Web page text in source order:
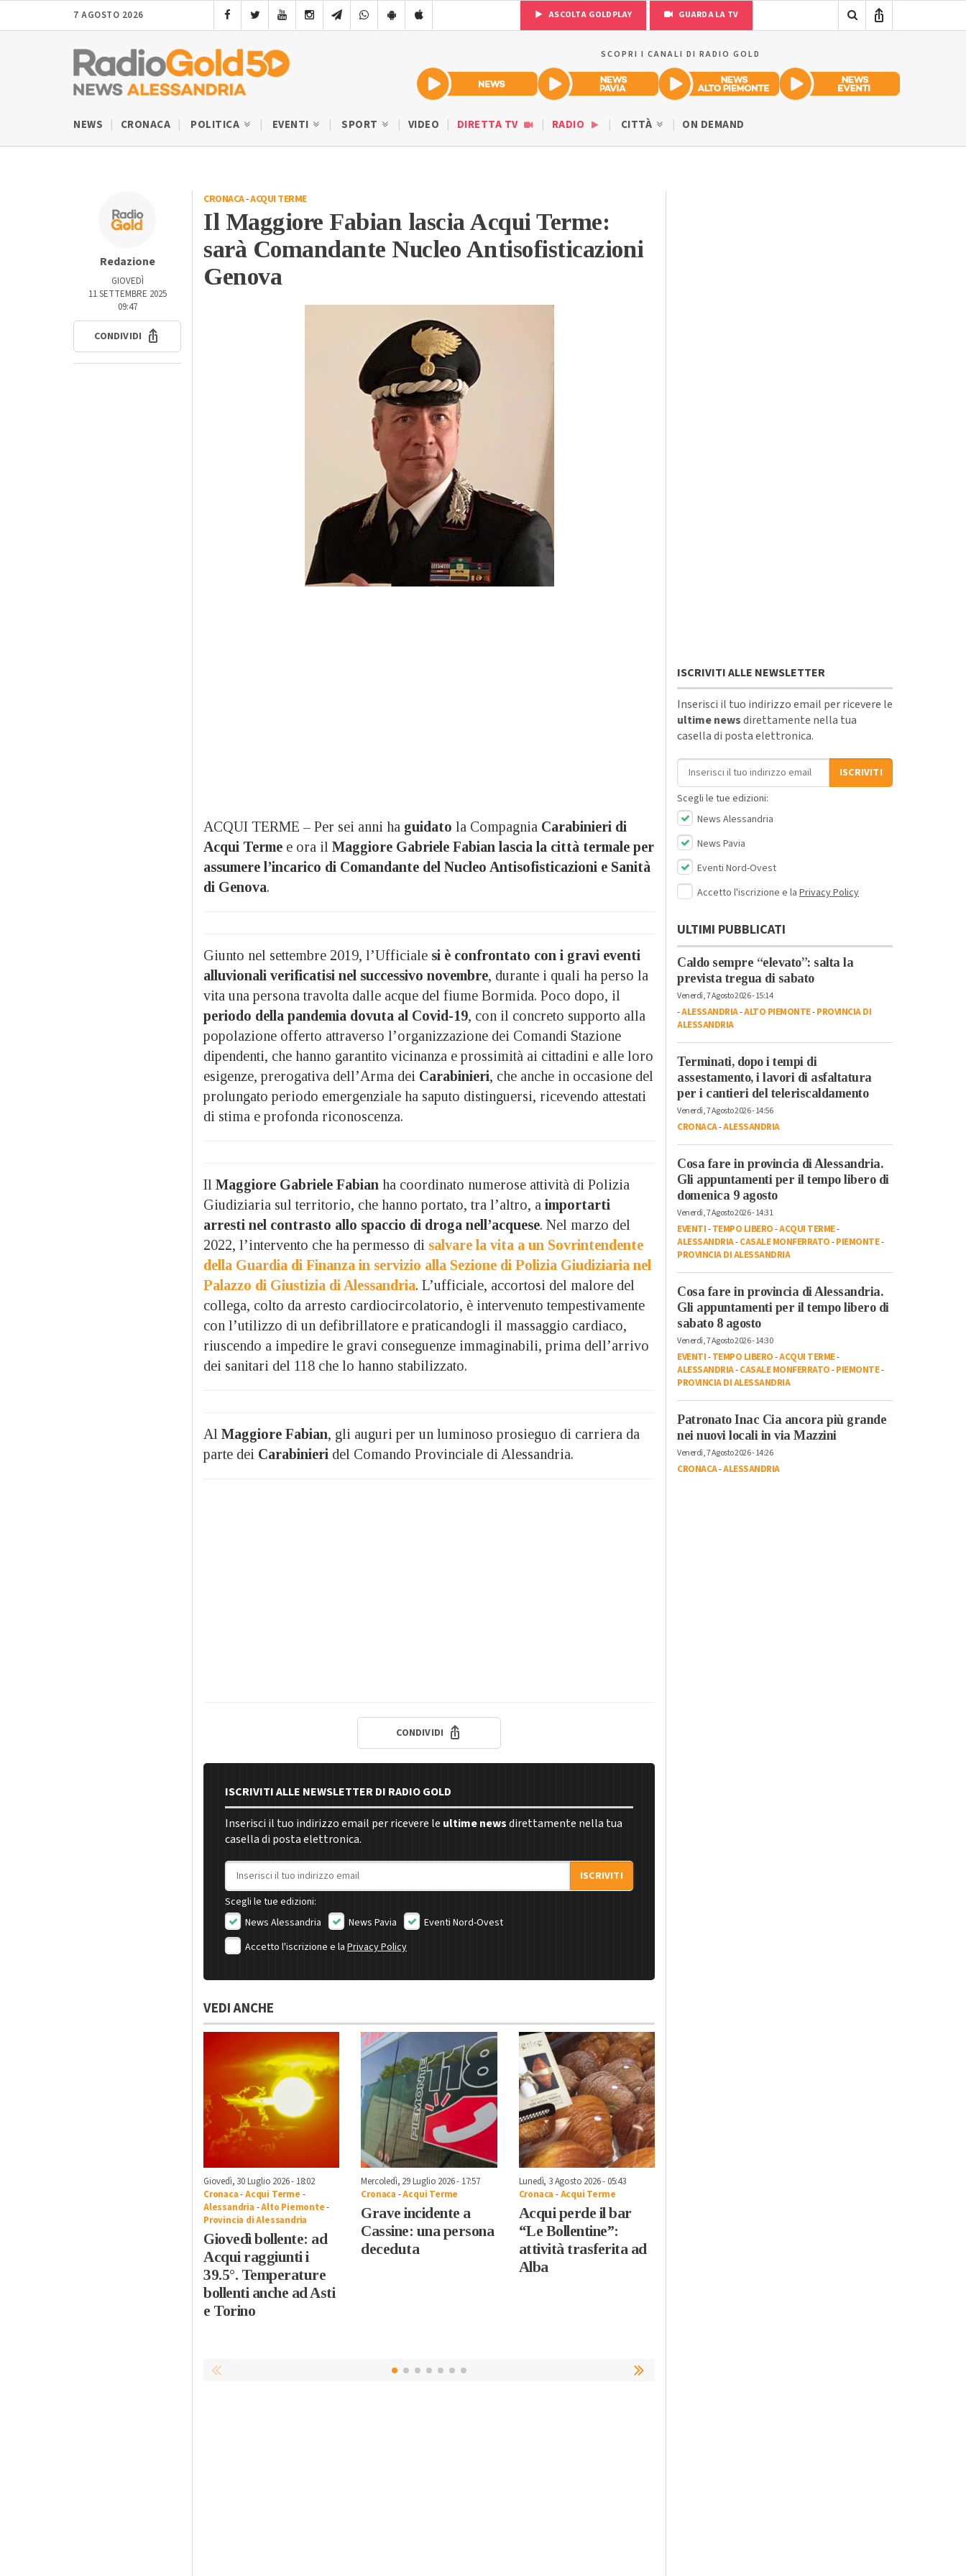
7 AGOSTO 2026 ASCOLTA GOLDPLAY GUARDA LA TV
SCOPRI I CANALI DI RADIO GOLD
NEWS CRONACA POLITICA EVENTI SPORT VIDEO DIRETTA TV RADIO CITTÀ ON DEMAND
Redazione
GIOVEDÌ
11 SETTEMBRE 2025
09:47
CONDIVIDI
CRONACA-ACQUI TERME
Il Maggiore Fabian lascia Acqui Terme:
sarà Comandante Nucleo Antisofisticazioni
Genova
ACQUI TERME – Per sei anni ha guidato la Compagnia Carabinieri di
Acqui Terme e ora il Maggiore Gabriele Fabian lascia la città termale per
assumere l’incarico di Comandante del Nucleo Antisofisticazioni e Sanità
di Genova.
Giunto nel settembre 2019, l’Ufficiale si è confrontato con i gravi eventi
alluvionali verificatisi nel successivo novembre, durante i quali ha perso la
vita una persona travolta dalle acque del fiume Bormida. Poco dopo, il
periodo della pandemia dovuta al Covid-19, con il concreto supporto alla
popolazione offerto attraverso l’organizzazione dei Comandi Stazione
dipendenti, che hanno garantito vicinanza e prossimità ai cittadini e alle loro
esigenze, prerogativa dell’Arma dei Carabinieri, che anche in occasione del
prolungato periodo emergenziale ha saputo distinguersi, ricevendo attestati
di stima e profonda riconoscenza.
Il Maggiore Gabriele Fabian ha coordinato numerose attività di Polizia
Giudiziaria sul territorio, che hanno portato, tra l’altro, a importarti
arresti nel contrasto allo spaccio di droga nell’acquese. Nel marzo del
2022, l’intervento che ha permesso di salvare la vita a un Sovrintendente
della Guardia di Finanza in servizio alla Sezione di Polizia Giudiziaria nel
Palazzo di Giustizia di Alessandria. L’ufficiale, accortosi del malore del
collega, colto da arresto cardiocircolatorio, è intervenuto tempestivamente
con l’utilizzo di un defibrillatore e praticandogli il massaggio cardiaco,
riuscendo a impedire le gravi conseguenze immaginabili, prima dell’arrivo
dei sanitari del 118 che lo hanno stabilizzato.
Al Maggiore Fabian, gli auguri per un luminoso prosieguo di carriera da
parte dei Carabinieri del Comando Provinciale di Alessandria.
CONDIVIDI
ISCRIVITI ALLE NEWSLETTER DI RADIO GOLD
Inserisci il tuo indirizzo email per ricevere le ultime newsdirettamente nella tua
casella di posta elettronica.
Indirizzo email
ISCRIVITI
Scegli le tue edizioni:
News Alessandria
News Pavia
Eventi Nord-Ovest
Accetto l'iscrizione e la Privacy Policy
VEDI ANCHE
Giovedì, 30 Luglio 2026 - 18:02
Cronaca-Acqui Terme -
Alessandria -Alto Piemonte-
Provincia di Alessandria
Giovedì bollente: ad
Acqui raggiunti i
39.5°. Temperature
bollenti anche ad Asti
e Torino
Mercoledì, 29 Luglio 2026 - 17:57
Cronaca -Acqui Terme
Grave incidente a
Cassine: una persona
deceduta
Lunedì, 3 Agosto 2026 - 05:43
Cronaca -Acqui Terme
Acqui perde il bar
“Le Bollentine”:
attività trasferita ad
Alba
ISCRIVITI ALLE NEWSLETTER
Inserisci il tuo indirizzo email per ricevere le
ultime newsdirettamente nella tua
casella di posta elettronica.
Indirizzo email
ISCRIVITI
Scegli le tue edizioni:
News Alessandria
News Pavia
Eventi Nord-Ovest
Accetto l'iscrizione e la Privacy Policy
ULTIMI PUBBLICATI
Caldo sempre “elevato”: salta la
prevista tregua di sabato
Venerdì, 7 Agosto 2026 - 15:14
-ALESSANDRIA-ALTO PIEMONTE-PROVINCIA DI
ALESSANDRIA
Terminati, dopo i tempi di
assestamento, i lavori di asfaltatura
per i cantieri del teleriscaldamento
Venerdì, 7 Agosto 2026 - 14:56
CRONACA-ALESSANDRIA
Cosa fare in provincia di Alessandria.
Gli appuntamenti per il tempo libero di
domenica 9 agosto
Venerdì, 7 Agosto 2026 - 14:31
EVENTI-TEMPO LIBERO-ACQUI TERME-
ALESSANDRIA-CASALE MONFERRATO-PIEMONTE-
PROVINCIA DI ALESSANDRIA
Cosa fare in provincia di Alessandria.
Gli appuntamenti per il tempo libero di
sabato 8 agosto
Venerdì, 7 Agosto 2026 - 14:30
EVENTI-TEMPO LIBERO-ACQUI TERME-
ALESSANDRIA-CASALE MONFERRATO-PIEMONTE-
PROVINCIA DI ALESSANDRIA
Patronato Inac Cia ancora più grande
nei nuovi locali in via Mazzini
Venerdì, 7 Agosto 2026 - 14:26
CRONACA-ALESSANDRIA